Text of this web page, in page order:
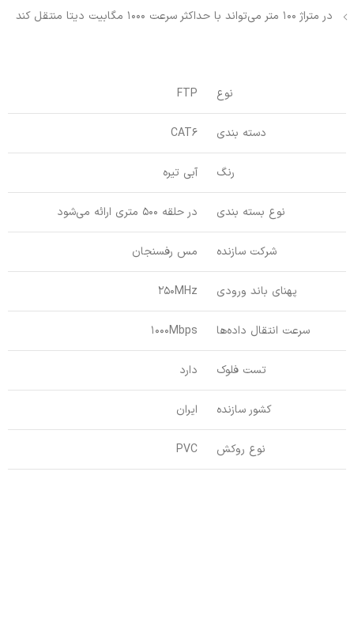
در متراژ 100 متر می‌تواند با حداکثر سرعت 1000 مگابیت دیتا منتقل کند
نوع FTP
دسته بندی CAT6
رنگ آبی تیره
نوع بسته بندی در حلقه 500 متری ارائه می‌شود
شرکت سازنده مس رفسنجان
پهنای باند ورودی 250MHz
سرعت انتقال داده‌ها 1000Mbps
تست فلوک دارد
کشور سازنده ایران
نوع روکش PVC